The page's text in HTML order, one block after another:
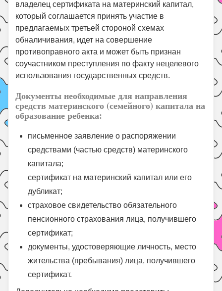
владелец сертификата на материнский капитал,
который соглашается принять участие в
предлагаемых третьей стороной схемах
обналичивания, идет на совершение
противоправного акта и может быть признан
соучастником преступления по факту нецелевого
использования государственных средств.
Документы необходимые для направления
средств материнского (семейного) капитала на
образование ребенка:
письменное заявление о распоряжении
средствами (частью средств) материнского
капитала;
сертификат на материнский капитал или его
дубликат;
страховое свидетельство обязательного
пенсионного страхования лица, получившего
сертификат;
документы, удостоверяющие личность, место
жительства (пребывания) лица, получившего
сертификат.